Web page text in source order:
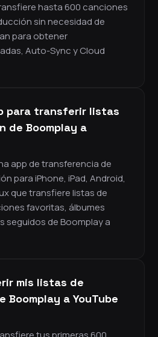
hasta 600 canciones
sin necesidad de
para obtener
Auto-Sync y Cloud
para transferir listas
de Boomplay a
app de transferencia de
para iPhone, iPad, Android,
que transfiere listas de
favoritas, álbumes
seguidos de Boomplay a
mis listas de
Boomplay a YouTube